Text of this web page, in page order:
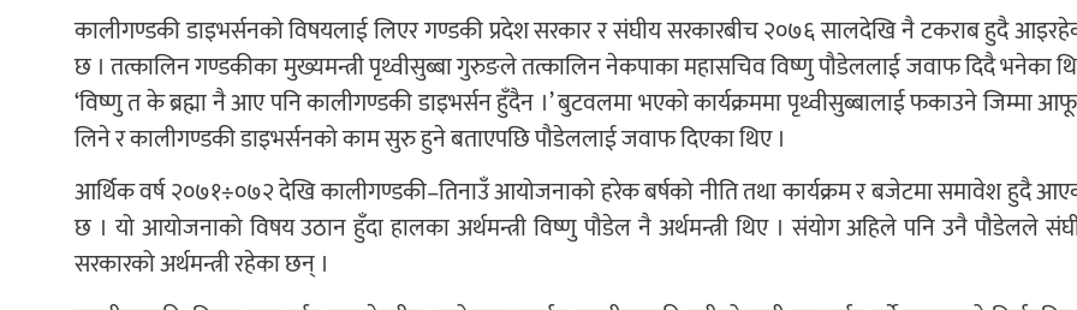
कालीगण्डकी डाइभर्सनको विषयलाई लिएर गण्डकी प्रदेश सरकार र संघीय सरकारबीच २०७६ सालदेखि नै टकराब हुदै
छ । तत्कालिन गण्डकीका मुख्यमन्त्री पृथ्वीसुब्बा गुरुङले तत्कालिन नेकपाका महासचिव विष्णु पौडेललाई जवाफ दिदै भनेका
‘विष्णु त के ब्रह्मा नै आए पनि कालीगण्डकी डाइभर्सन हुँदैन ।’ बुटवलमा भएको कार्यक्रममा पृथ्वीसुब्बालाई फकाउने जिम्मा
लिने र कालीगण्डकी डाइभर्सनको काम सुरु हुने बताएपछि पौडेललाई जवाफ दिएका थिए ।
आर्थिक वर्ष २०७१÷०७२ देखि कालीगण्डकी–तिनाउँ आयोजनाको हरेक बर्षको नीति तथा कार्यक्रम र बजेटमा समावेश हुदै
छ । यो आयोजनाको विषय उठान हुँदा हालका अर्थमन्त्री विष्णु पौडेल नै अर्थमन्त्री थिए । संयोग अहिले पनि उनै पौडेलले
सरकारको अर्थमन्त्री रहेका छन् ।